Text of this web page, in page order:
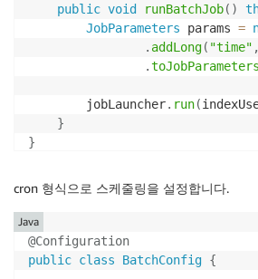
public void runBatchJob( )
JobParameters params =
. addLong( "time" ,
.toJobParameters
        jobLauncher
. run(
}
}
cron 형식으로 스케줄링을 설정합니다.
@Configuration
public class BatchConfig {
Java